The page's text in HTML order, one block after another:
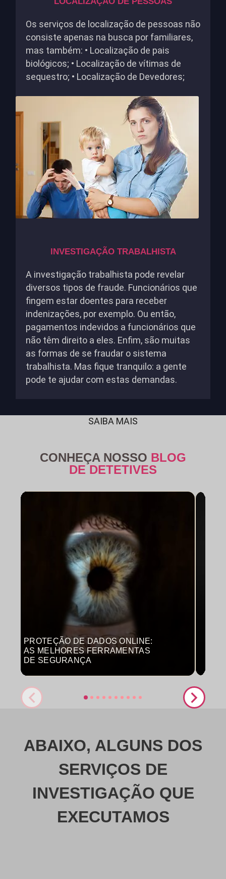
Os serviços de localização de pessoas não
consiste apenas na busca por familiares,
mas também: • Localização de pais
biológicos; • Localização de vítimas de
sequestro; • Localização de Devedores;
INVESTIGAÇÃO TRABALHISTA
A investigação trabalhista pode revelar
diversos tipos de fraude. Funcionários que
fingem estar doentes para receber
indenizações, por exemplo. Ou então,
pagamentos indevidos a funcionários que
não têm direito a eles. Enfim, são muitas
as formas de se fraudar o sistema
trabalhista. Mas fique tranquilo: a gente
pode te ajudar com estas demandas.
SAIBA MAIS
CONHEÇA NOSSO BLOG
DE DETETIVES
PROTEÇÃO DE DADOS ONLINE:
AS MELHORES FERRAMENTAS
DE SEGURANÇA
ABAIXO, ALGUNS DOS
SERVIÇOS DE
INVESTIGAÇÃO QUE
EXECUTAMOS